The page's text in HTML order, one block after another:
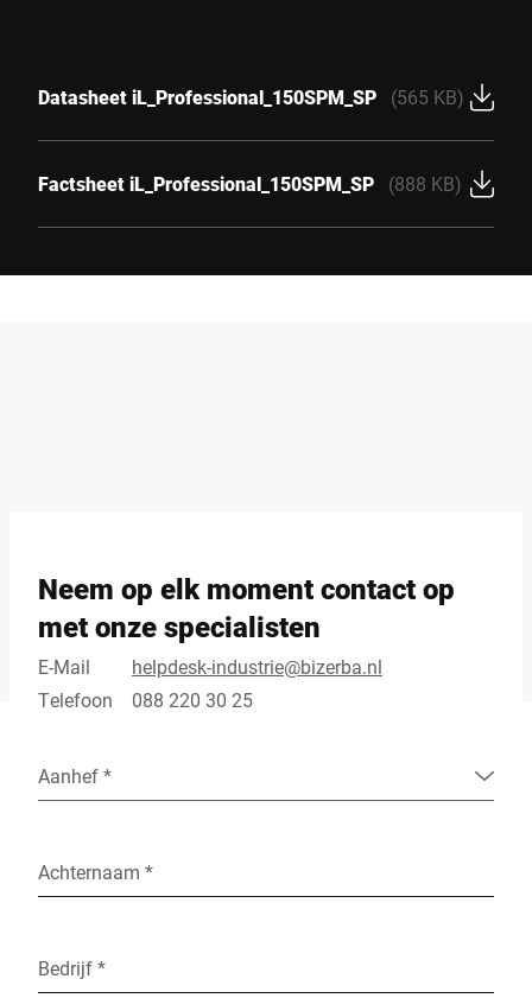
Datasheet iL_Professional_150SPM_SP (565 KB)
Factsheet iL_Professional_150SPM_SP (888 KB)
Neem op elk moment contact op
met onze specialisten
E-Mail
helpdesk-industrie@bizerba.nl
Telefoon
088 220 30 25
Aanhef *
Achternaam *
Bedrijf *